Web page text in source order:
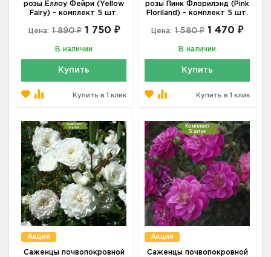
розы Еллоу Фейри (Yellow
Fairy) - комплект 5 шт.
Цена: 1 890 ₽ 1 750 ₽
В наличии
Купить
Купить в 1 клик
розы Пинк Флорилэнд (Pink
Floriland) - комплект 5 шт.
Цена: 1 580 ₽ 1 470 ₽
В наличии
Купить
Купить в 1 клик
Акция
Саженцы почвопокровной
Акция
Саженцы почвопокровной